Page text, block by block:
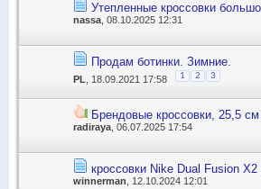
Утепленные кроссовки
nassa , 08.10.2025 12:31
Продам ботинки. Зимние.
PL , 18.09.2021 17:58 1 2 3
Брендовые кроссовки, 25,5
radiraya , 06.07.2025 17:54
кроссовки Nike Dual Fusion X2
winnerman , 12.10.2024 12:01